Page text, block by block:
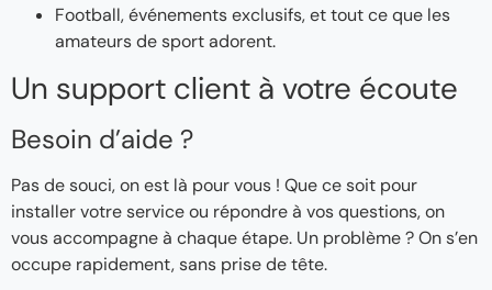
Football, événements exclusifs, et tout ce que les
amateurs de sport adorent.
Un support client à votre écoute
Besoin d’aide ?
Pas de souci, on est là pour vous ! Que ce soit pour
installer votre service ou répondre à vos questions, on
vous accompagne à chaque étape. Un problème ? On s’en
occupe rapidement, sans prise de tête.